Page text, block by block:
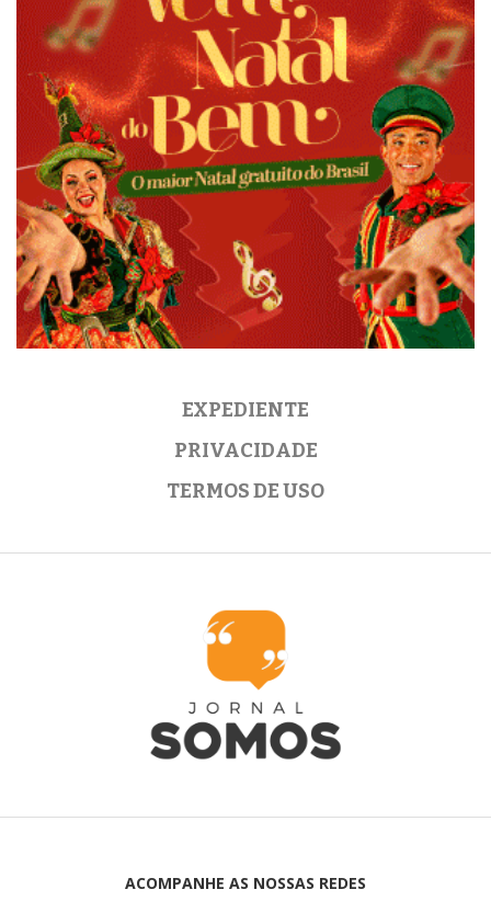
EXPEDIENTE
PRIVACIDADE
TERMOS DE USO
ACOMPANHE AS NOSSAS REDES